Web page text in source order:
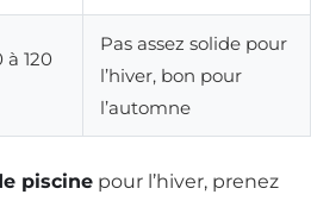
à 120
Pas assez solide pour
l’hiver, bon pour
l’automne
piscine pour l’hiver, prenez